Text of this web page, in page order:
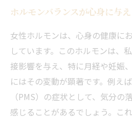
ホルモンバランスが心身に与
女性ホルモンは、心身の健康に
しています。このホルモンは、
接影響を与え、特に月経や妊娠
にはその変動が顕著です。例え
（PMS）の症状として、気分の
感じることがあるでしょう。こ